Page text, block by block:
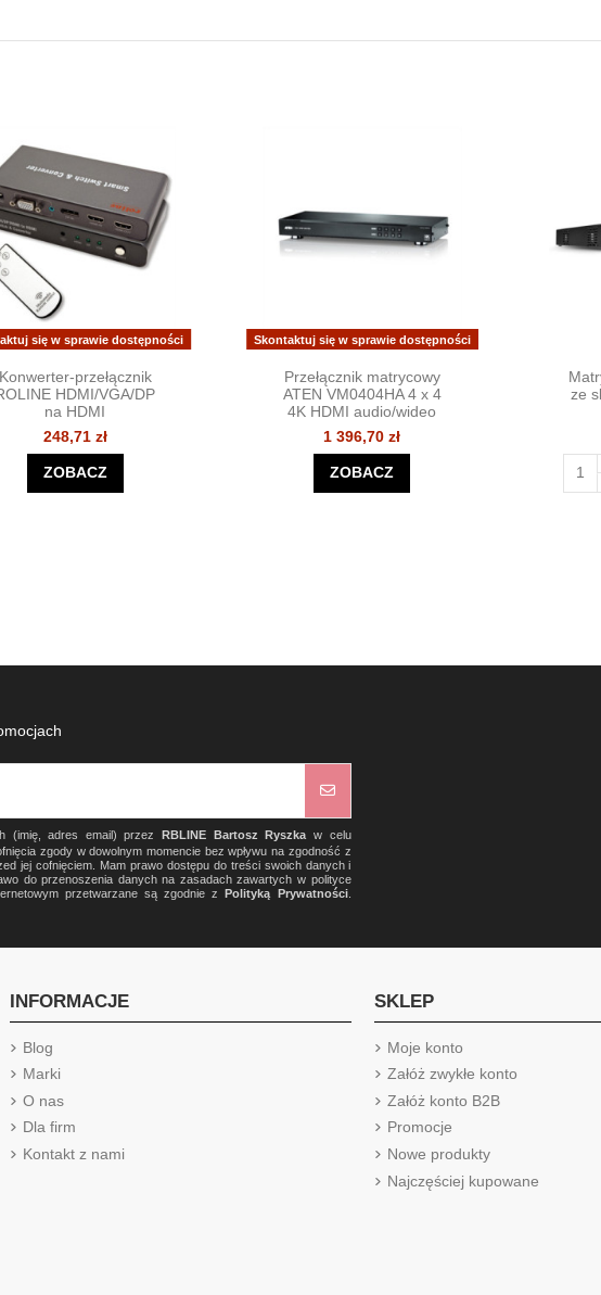
się w sprawie dostępności
Konwerter-przełącznik
HDMI/VGA/DP
na HDMI
248,71 zł
ZOBACZ
Skontaktuj się w sprawie dostępności
Przełącznik matrycowy
ATEN VM0404HA 4 x 4
4K HDMI audio/wideo
1 396,70 zł
ZOBACZ
ze
(imię, adres email) przez RBLINE Bartosz Ryszka w celu
zgody w dowolnym momencie bez wpływu na zgodność z
jej cofnięciem. Mam prawo dostępu do treści swoich danych i
do przenoszenia danych na zasadach zawartych w polityce
przetwarzane są zgodnie zPolityką Prywatności.
INFORMACJE
Blog
Marki
O nas
Dla firm
Kontakt z nami
SKLEP
Moje konto
Załóż zwykłe konto
Załóż konto B2B
Promocje
Nowe produkty
Najczęściej kupowane